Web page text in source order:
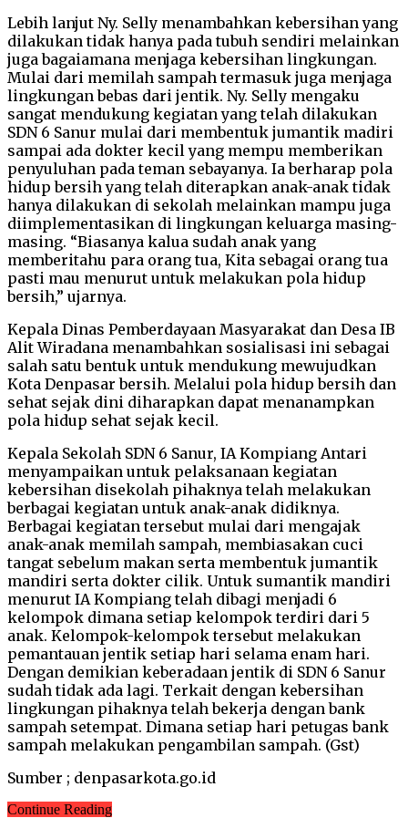
Lebih lanjut Ny. Selly menambahkan kebersihan yang
dilakukan tidak hanya pada tubuh sendiri melainkan
juga bagaiamana menjaga kebersihan lingkungan.
Mulai dari memilah sampah termasuk juga menjaga
lingkungan bebas dari jentik. Ny. Selly mengaku
sangat mendukung kegiatan yang telah dilakukan
SDN 6 Sanur mulai dari membentuk jumantik madiri
sampai ada dokter kecil yang mempu memberikan
penyuluhan pada teman sebayanya. Ia berharap pola
hidup bersih yang telah diterapkan anak-anak tidak
hanya dilakukan di sekolah melainkan mampu juga
diimplementasikan di lingkungan keluarga masing-
masing. “Biasanya kalua sudah anak yang
memberitahu para orang tua, Kita sebagai orang tua
pasti mau menurut untuk melakukan pola hidup
bersih,” ujarnya.
Kepala Dinas Pemberdayaan Masyarakat dan Desa IB
Alit Wiradana menambahkan sosialisasi ini sebagai
salah satu bentuk untuk mendukung mewujudkan
Kota Denpasar bersih. Melalui pola hidup bersih dan
sehat sejak dini diharapkan dapat menanampkan
pola hidup sehat sejak kecil.
Kepala Sekolah SDN 6 Sanur, IA Kompiang Antari
menyampaikan untuk pelaksanaan kegiatan
kebersihan disekolah pihaknya telah melakukan
berbagai kegiatan untuk anak-anak didiknya.
Berbagai kegiatan tersebut mulai dari mengajak
anak-anak memilah sampah, membiasakan cuci
tangat sebelum makan serta membentuk jumantik
mandiri serta dokter cilik. Untuk sumantik mandiri
menurut IA Kompiang telah dibagi menjadi 6
kelompok dimana setiap kelompok terdiri dari 5
anak. Kelompok-kelompok tersebut melakukan
pemantauan jentik setiap hari selama enam hari.
Dengan demikian keberadaan jentik di SDN 6 Sanur
sudah tidak ada lagi. Terkait dengan kebersihan
lingkungan pihaknya telah bekerja dengan bank
sampah setempat. Dimana setiap hari petugas bank
sampah melakukan pengambilan sampah. (Gst)
Sumber ; denpasarkota.go.id
Continue Reading